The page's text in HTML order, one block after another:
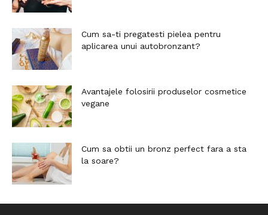
Cum sa-ti pregatesti pielea pentru
aplicarea unui autobronzant?
Avantajele folosirii produselor cosmetice
vegane
Cum sa obtii un bronz perfect fara a sta
la soare?